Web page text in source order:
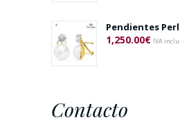
Pendientes
1,250.00€ IVA
Contacto